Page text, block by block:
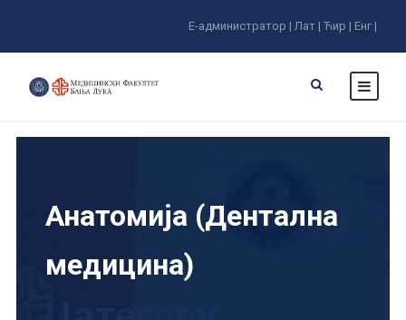
Е-администратор | Лат | Ћир | Енг |
Анатомија (Дентална
медицина)